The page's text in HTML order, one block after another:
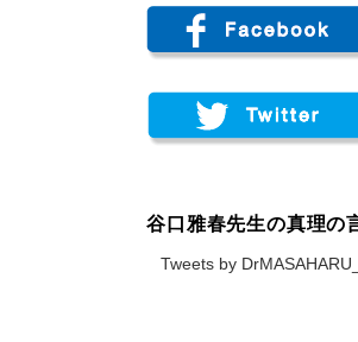
谷口雅春先生の真理の
Tweets by